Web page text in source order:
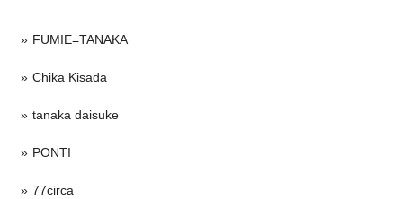
FUMIE=TANAKA
Chika Kisada
tanaka daisuke
PONTI
77circa